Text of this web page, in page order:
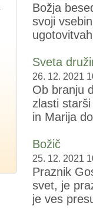
Božja
svoji
Sveta
26. 12. 2021
Ob branju
zlasti
in Marija
Božič
25. 12. 2021
Praznik
svet, je
je ves